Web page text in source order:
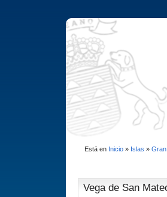
Está en Inicio» Islas »
Vega de San